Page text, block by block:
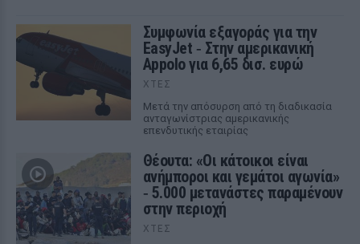
Συμφωνία εξαγοράς για την
EasyJet ‑ Στην αμερικανική
Appolo για 6,65 δισ. ευρώ
ΧΤΕΣ
Μετά την απόσυρση από τη διαδικασία
ανταγωνίστριας αμερικανικής
επενδυτικής εταιρίας
Θέουτα: «Οι κάτοικοι είναι
ανήμποροι και γεμάτοι αγωνία»
‑ 5.000 μετανάστες παραμένουν
στην περιοχή
ΧΤΕΣ